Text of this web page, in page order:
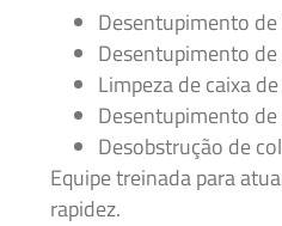
Desentupimento de
Desentupimento de
Limpeza de caixa
Desentupimento
Desobstrução de
Equipe treinada para
rapidez.